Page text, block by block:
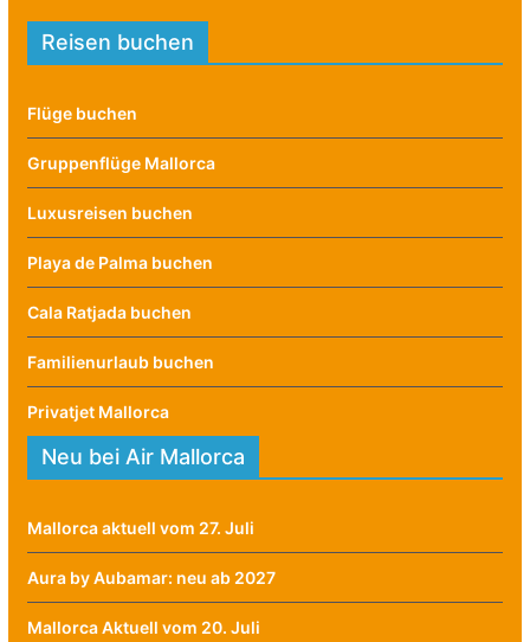
Reisen buchen
Flüge buchen
Gruppenflüge Mallorca
Luxusreisen buchen
Playa de Palma buchen
Cala Ratjada buchen
Familienurlaub buchen
Privatjet Mallorca
Neu bei Air Mallorca
Mallorca aktuell vom 27. Juli
Aura by Aubamar: neu ab 2027
Mallorca Aktuell vom 20. Juli